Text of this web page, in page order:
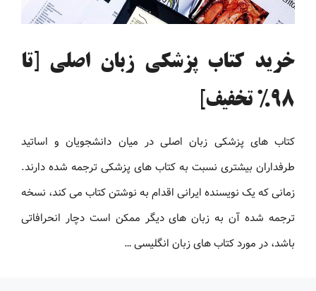
خرید کتاب پزشکی زبان اصلی [تا
98% تخفیف]
کتاب های پزشکی زبان اصلی در میان دانشجویان و اساتید
طرفداران بیشتری نسبت به کتاب های پزشکی ترجمه شده دارند.
زمانی که یک نویسنده ایرانی اقدام به نوشتن کتاب می کند، نسخه
ترجمه شده آن به زبان های دیگر ممکن است دچار انحرافاتی
باشد، در مورد کتاب های زبان انگلیسی …